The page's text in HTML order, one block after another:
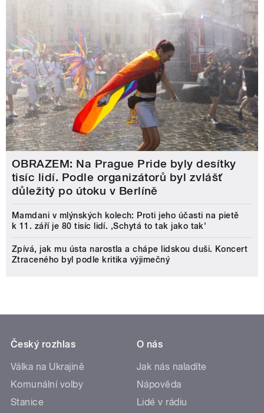
OBRAZEM: Na Prague Pride byly desítky
tisíc lidí. Podle organizátorů byl zvlášť
důležitý po útoku v Berlíně
Mamdani v mlýnských kolech: Proti jeho účasti na pietě
k 11. září je 80 tisíc lidí. ‚Schytá to tak jako tak'
Zpívá, jak mu ústa narostla a chápe lidskou duši. Koncert
Ztraceného byl podle kritika výjimečný
Český rozhlas
Válka na Ukrajině
Komunální volby
Stanice
O nás
Jak nás naladíte
Nápověda
Lidé v rádiu